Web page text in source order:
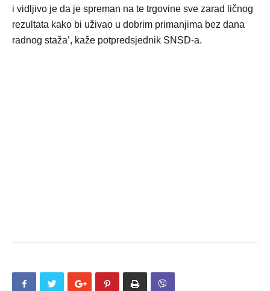
i vidljivo je da je spreman na te trgovine sve zarad ličnog
rezultata kako bi uživao u dobrim primanjima bez dana
radnog staža’, kaže potpredsjednik SNSD-a.